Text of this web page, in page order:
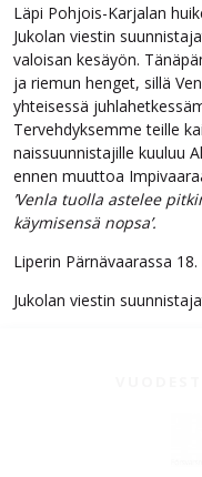
Läpi Pohjois-Karjalan
Jukolan viestin
valoisan kesäyön.
ja riemun henget, sillä
yhteisessä
Tervehdyksemme teille
naissuunnistajille kuuluu
ennen muuttoa
’Venla tuolla astelee
käymisensä nopsa’.
Liperin Pärnävaarassa
Jukolan viestin